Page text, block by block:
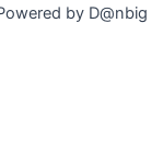
by D@nbig